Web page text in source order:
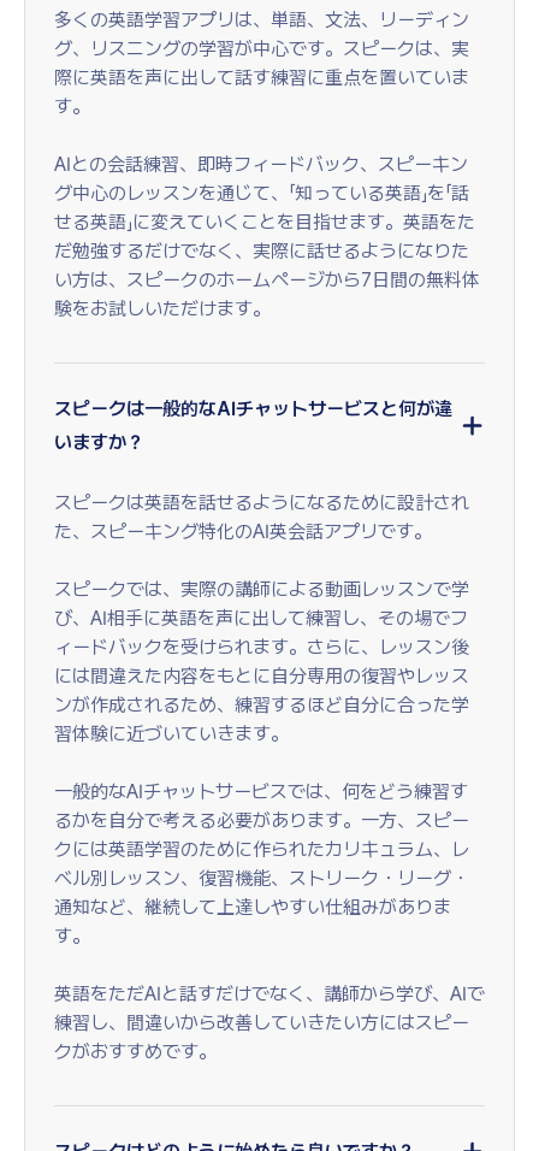
多くの英語学習アプリは、単語、文法、リーディン
グ、リスニングの学習が中心です。スピークは、実
際に英語を声に出して話す練習に重点を置いていま
す。
AIとの会話練習、即時フィードバック、スピーキン
グ中心のレッスンを通じて、「知っている英語」を「話
せる英語」に変えていくことを目指せます。英語をた
だ勉強するだけでなく、実際に話せるようになりた
い方は、スピークのホームページから7日間の無料体
験をお試しいただけます。
スピークは一般的なAIチャットサービスと何が違
いますか？
スピークは英語を話せるようになるために設計され
た、スピーキング特化のAI英会話アプリです。
スピークでは、実際の講師による動画レッスンで学
び、AI相手に英語を声に出して練習し、その場でフ
ィードバックを受けられます。さらに、レッスン後
には間違えた内容をもとに自分専用の復習やレッス
ンが作成されるため、練習するほど自分に合った学
習体験に近づいていきます。
一般的なAIチャットサービスでは、何をどう練習す
るかを自分で考える必要があります。一方、スピー
クには英語学習のために作られたカリキュラム、レ
ベル別レッスン、復習機能、ストリーク・リーグ・
通知など、継続して上達しやすい仕組みがありま
す。
英語をただAIと話すだけでなく、講師から学び、AIで
練習し、間違いから改善していきたい方にはスピー
クがおすすめです。